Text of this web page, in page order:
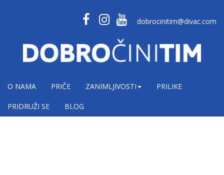
dobrocinitim@divac.com
O NAMA PRIČE ZANIMLJIVOSTI PRILIKE
PRIDRUŽI SE BLOG